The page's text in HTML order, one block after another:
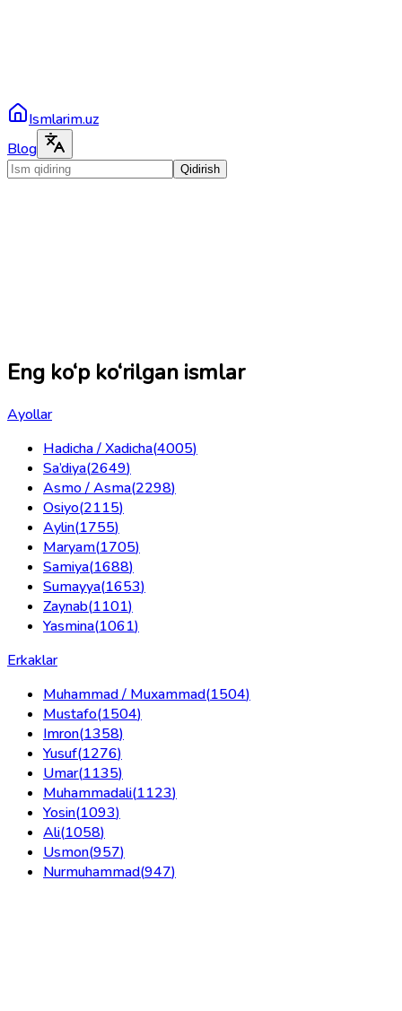
Ismlarim.uz
Blog
Qidirish
Eng ko‘p ko‘rilgan ismlar
Ayollar
Hadicha / Xadicha(4005)
Sa’diya(2649)
Asmo / Asma(2298)
Osiyo(2115)
Aylin(1755)
Maryam(1705)
Samiya(1688)
Sumayya(1653)
Zaynab(1101)
Yasmina(1061)
Erkaklar
Muhammad / Muxammad(1504)
Mustafo(1504)
Imron(1358)
Yusuf(1276)
Umar(1135)
Muhammadali(1123)
Yosin(1093)
Ali(1058)
Usmon(957)
Nurmuhammad(947)